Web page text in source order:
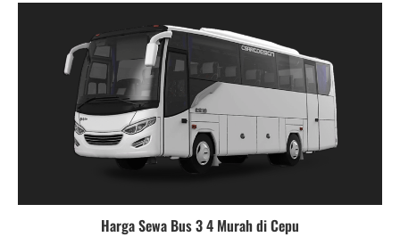
Harga Sewa Bus 3 4 Murah di Cepu